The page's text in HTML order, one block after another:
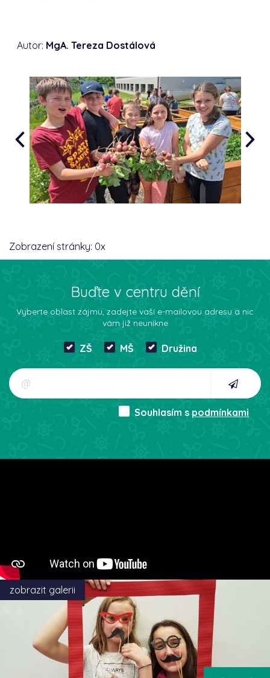
Autor: MgA. Tereza Dostálová
Zobrazení stránky: 0x
Buďte v centru dění
Vyberte oblast zájmu, zadejte vaší e-mailovou adresu a nic
vám již neunikne
ZŠ MŠ Družina
Souhlasím s podmínkami
zobrazit galerii